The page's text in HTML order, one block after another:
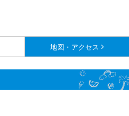
地図・アクセス